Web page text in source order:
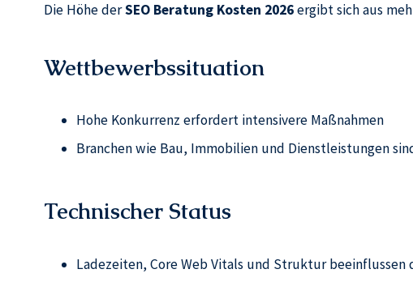
Die Höhe derSEO Beratung Kosten 2026ergibt sich aus
Wettbewerbssituation
Hohe Konkurrenz erfordert intensivere Maßnahmen
Branchen wie Bau, Immobilien und Dienstleistungen
Technischer Status
Ladezeiten, Core Web Vitals und Struktur beeinflussen